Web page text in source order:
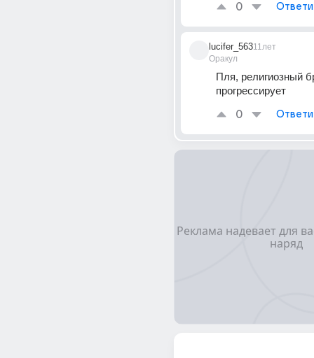
0
lucifer_563
Оракул
11лет
Пля, религиозный
прогрессирует
0